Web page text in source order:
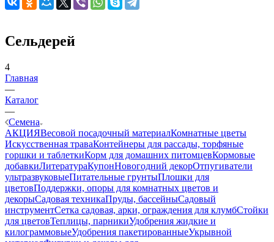
Сельдерей
4
Главная
—
Каталог
—
Семена
АКЦИЯВесовой посадочный материалКомнатные цветы
Искусственная траваКонтейнеры для рассады, торфяные
горшки и таблеткиКорм для домашних питомцевКормовые
добавкиЛитератураКупонНовогодний декорОтпугиватели
ультразвуковыеПитательные грунтыПлошки для
цветовПоддержки, опоры для комнатных цветов и
декорыСадовая техникаПруды, бассейныСадовый
инструментСетка садовая, арки, ограждения для клумбСтойки
для цветовТеплицы, парникиУдобрения жидкие и
килограммовыеУдобрения пакетированныеУкрывной